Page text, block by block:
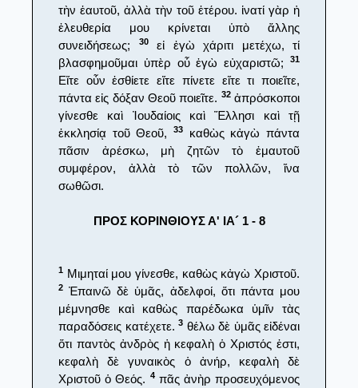
τὴν ἑαυτοῦ, ἀλλὰ τὴν τοῦ ἑτέρου. ἱνατί γὰρ ἡ
ἐλευθερία μου κρίνεται ὑπὸ ἄλλης
συνειδήσεως;
30εἰ ἐγὼ χάριτι μετέχω, τί
βλασφημοῦμαι ὑπὲρ οὗ ἐγὼ εὐχαριστῶ;
31
Εἴτε οὖν ἐσθίετε εἴτε πίνετε εἴτε τι ποιεῖτε,
πάντα εἰς δόξαν Θεοῦ ποιεῖτε. 32ἀπρόσκοποι
γίνεσθε καὶ Ἰουδαίοις καὶ Ἕλλησι καὶ τῇ
ἐκκλησίᾳ τοῦ Θεοῦ,
33
καθὼς κἀγὼ πάντα
πᾶσιν ἀρέσκω, μὴ ζητῶν τὸ ἐμαυτοῦ
συμφέρον, ἀλλὰ τὸ τῶν πολλῶν, ἵνα
σωθῶσι.
ΠΡΟΣ ΚΟΡΙΝΘΙΟΥΣ Α' ΙΑ´ 1 - 8
1 Μιμηταί μου γίνεσθε, καθὼς κἀγὼ Χριστοῦ.
2 Ἐπαινῶ δὲ ὑμᾶς, ἀδελφοί, ὅτι πάντα μου
μέμνησθε καὶ καθὼς παρέδωκα ὑμῖν τὰς
παραδόσεις κατέχετε. 3 θέλω δὲ ὑμᾶς εἰδέναι
ὅτι παντὸς ἀνδρὸς ἡ κεφαλὴ ὁ Χριστός ἐστι,
κεφαλὴ δὲ γυναικὸς ὁ ἀνήρ, κεφαλὴ δὲ
Χριστοῦ ὁ Θεός. 4πᾶς ἀνὴρ προσευχόμενος